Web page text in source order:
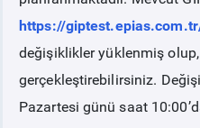
SERBEST TÜKETİCİ
https://
değişiklikler yüklenmiş
gerçekleştirebilirsiniz.
Pazartesi günü saat